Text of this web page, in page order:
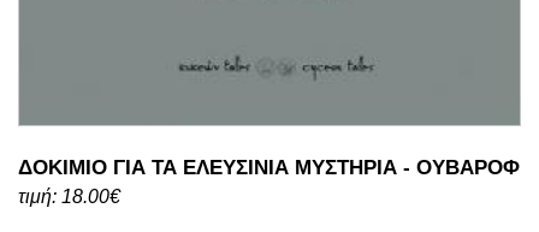
ΔΟΚΙΜΙΟ ΓΙΑ ΤΑ ΕΛΕΥΣΙΝΙΑ ΜΥΣΤΗΡΙΑ - ΟΥΒΑΡΟΦ
τιμή: 18.00€